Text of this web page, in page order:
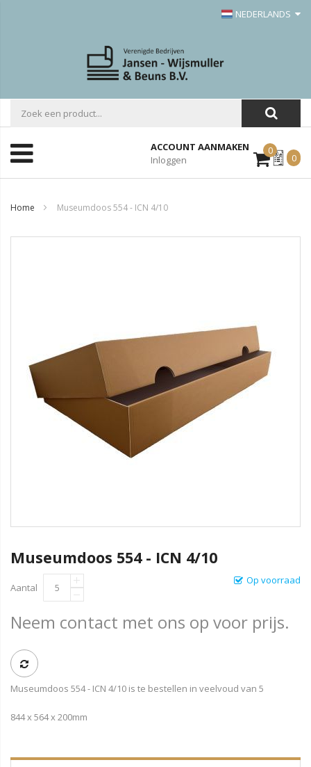
NEDERLANDS
ACCOUNT AANMAKEN
Inloggen
0Mijn
Offerte
0
Home Museumdoos 554 - ICN 4/10
Museumdoos 554 - ICN 4/10
Op voorraad
Aantal
Neem contact met ons op voor prijs.
Museumdoos 554 - ICN 4/10 is te bestellen in veelvoud van 5
844 x 564 x 200mm